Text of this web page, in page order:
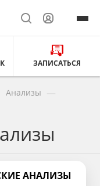
ЗАПИСАТЬСЯ
Анализы
АНАЛИЗЫ